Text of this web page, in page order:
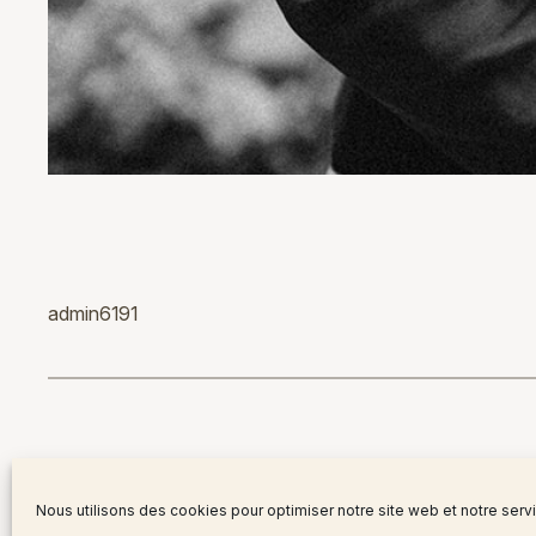
Nous utilisons des cookies pour optimiser notre site web et notre
admin6191